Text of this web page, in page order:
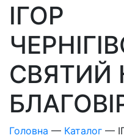
ІГОР
СВЯТИЙ
Головна — Каталог —